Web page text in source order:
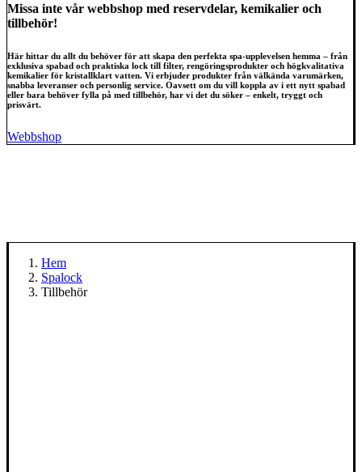
Missa inte vår webbshop med reservdelar, kemikalier och
tillbehör!
Här hittar du allt du behöver för att skapa den perfekta spa-upplevelsen hemma – från
exklusiva spabad och praktiska lock till filter, rengöringsprodukter och högkvalitativa
kemikalier för kristallklart vatten. Vi erbjuder produkter från välkända varumärken,
snabba leveranser och personlig service. Oavsett om du vill koppla av i ett nytt spabad
eller bara behöver fylla på med tillbehör, har vi det du söker – enkelt, tryggt och
prisvärt.
Webbshop
Hem
Spalock
Tillbehör